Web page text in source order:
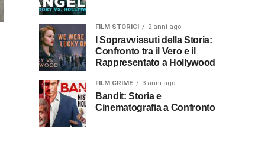
FILM STORICI 2 anni ago
Confronto tra il Vero e il
Rappresentato a Hollywood
FILM CRIME 3 anni ago
Bandit: Storia e
Cinematografia a Confronto